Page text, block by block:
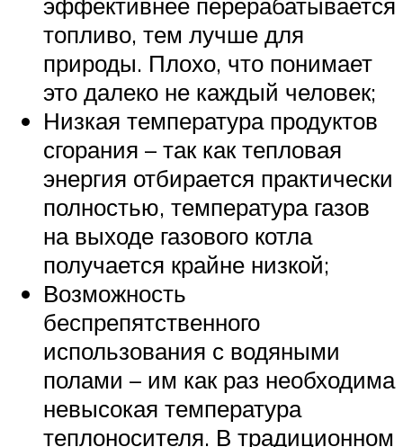
топливо, тем лучше для
природы. Плохо, что понимает
это далеко не каждый человек;
Низкая температура продуктов
сгорания – так как тепловая
энергия отбирается практически
полностью, температура газов
на выходе газового котла
получается крайне низкой;
Возможность
беспрепятственного
использования с водяными
полами – им как раз необходима
невысокая температура
теплоносителя. В традиционном